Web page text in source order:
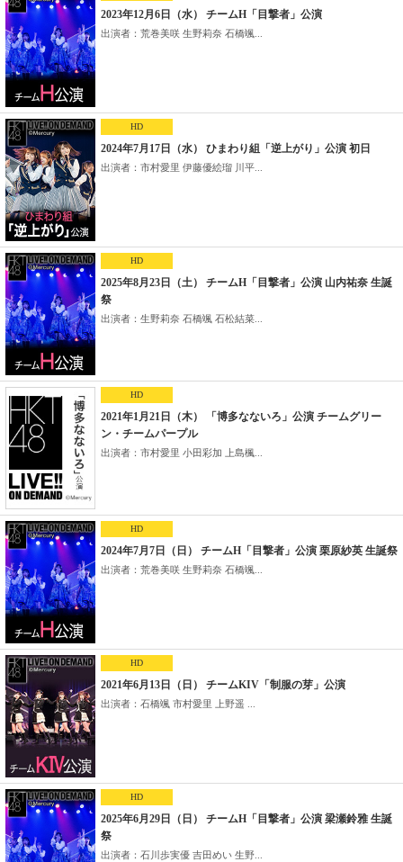
2023年12月6日（水） チームH「目撃者」公演
出演者：荒巻美咲 生野莉奈 石橋颯...
HD
2024年7月17日（水） ひまわり組「逆上がり」公演 初日
出演者：市村愛里 伊藤優絵瑠 川平...
HD
2025年8月23日（土） チームH「目撃者」公演 山内祐奈 生誕
祭
出演者：生野莉奈 石橋颯 石松結菜...
HD
2021年1月21日（木） 「博多なないろ」公演 チームグリー
ン・チームパープル
出演者：市村愛里 小田彩加 上島楓...
HD
2024年7月7日（日） チームH「目撃者」公演 栗原紗英 生誕祭
出演者：荒巻美咲 生野莉奈 石橋颯...
HD
2021年6月13日（日） チームKIV「制服の芽」公演
出演者：石橋颯 市村愛里 上野遥 ...
HD
2025年6月29日（日） チームH「目撃者」公演 梁瀬鈴雅 生誕
祭
出演者：石川歩実優 吉田めい 生野...